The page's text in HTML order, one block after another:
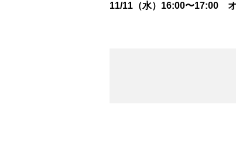
11/11（水）16:00〜17:00